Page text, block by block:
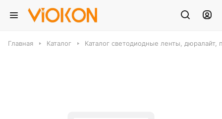
Главная Каталог Каталог светодиодные ленты, дюралайт,